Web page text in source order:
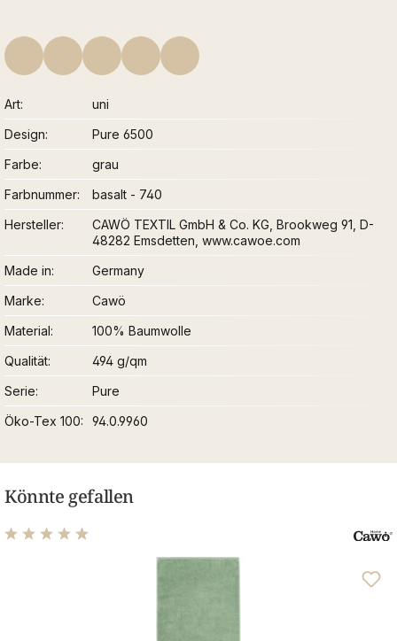
Art
uni
Design
Pure 6500
Farbe
grau
Farbnummer
basalt - 740
Hersteller
CAWÖ TEXTIL GmbH & Co. KG, Brookweg 91, D-
48282 Emsdetten, www.cawoe.com
Made in
Germany
Marke
Cawö
Material
100% Baumwolle
Qualität
494 g/qm
Serie
Pure
Öko-Tex 100
94.0.9960
Könnte gefallen
Durchschnittliche Bewertung von 4.89 von 5 Sternen